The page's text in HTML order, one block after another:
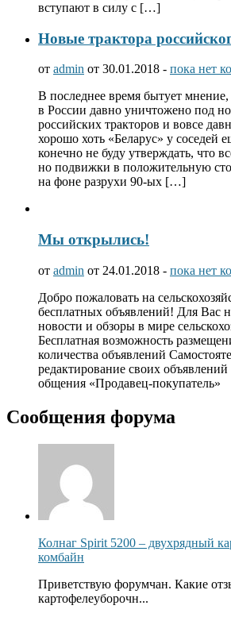
вступают в силу с […]
Новые трактора
от admin от 30.01.2018 - пока нет
В последнее время бытует
в России давно уничтожено под
российских тракторов и вовсе
хорошо хоть «Беларус» у соседей
конечно не буду утверждать, что
но подвижки в положительную
на фоне разрухи 90-ых […]
Мы открылись!
от admin от 24.01.2018 - пока нет
Добро пожаловать на
бесплатных объявлений! Для Вас
новости и обзоры в мире
Бесплатная возможность
количества объявлений
редактирование своих
общения «Продавец-покупатель»
Сообщения форума
Колнаг Spirit 5200 – двухрядный
комбайн
Приветствую форумчан. Какие
картофелеуборочн...